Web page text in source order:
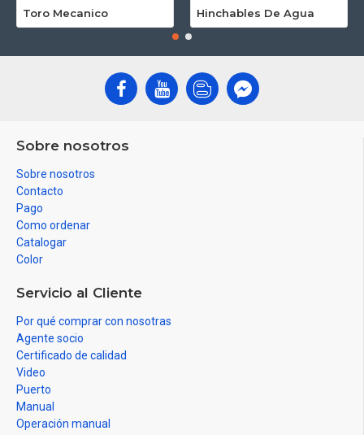
Toro Mecanico Hinchables De Agua
Sobre nosotros
Sobre nosotros
Contacto
Pago
Como ordenar
Catalogar
Color
Servicio al Cliente
Por qué comprar con nosotras
Agente socio
Certificado de calidad
Video
Puerto
Manual
Operación manual